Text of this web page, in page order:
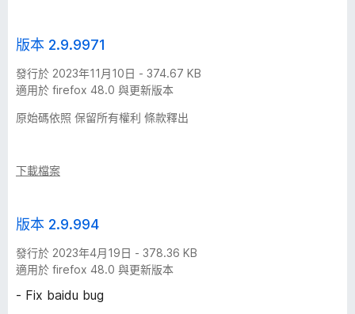
版本 2.9.9971
發行於 2023年11月10日 - 374.67 KB
適用於 firefox 48.0 與更新版本
原始碼依照 保留所有權利 條款釋出
下載檔案
版本 2.9.994
發行於 2023年4月19日 - 378.36 KB
適用於 firefox 48.0 與更新版本
- Fix baidu bug